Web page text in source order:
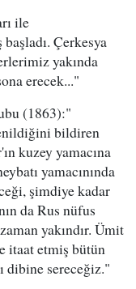
ile
Çerkesya
yakında
erecek..."
(1863):"
bildiren
kuzey yamacına
yamacınında
şimdiye kadar
da Rus nüfus
yakındır. Ümit
itaat etmiş bütün
dibine sereceğiz."